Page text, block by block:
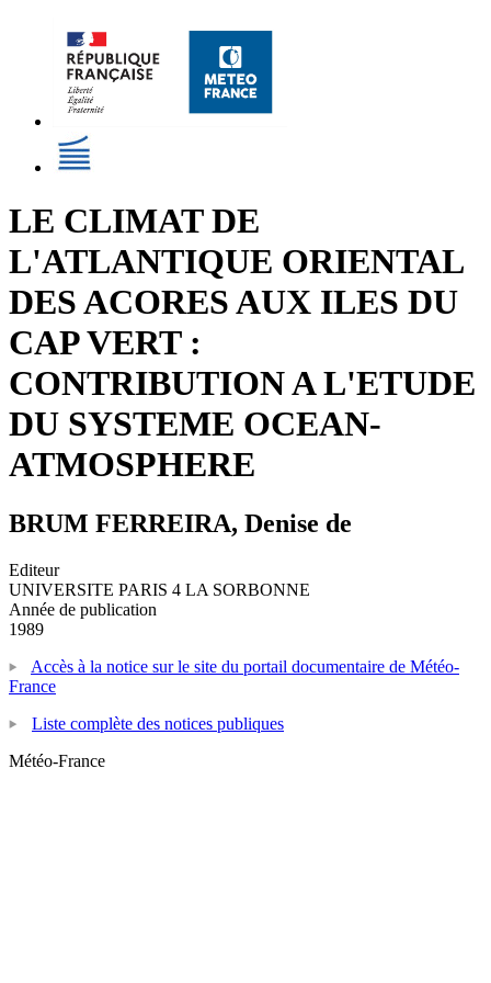
LE CLIMAT DE
L'ATLANTIQUE ORIENTAL
DES ACORES AUX ILES DU
CAP VERT :
CONTRIBUTION A L'ETUDE
DU SYSTEME OCEAN-
ATMOSPHERE
BRUM FERREIRA, Denise de
Editeur
UNIVERSITE PARIS 4 LA SORBONNE
Année de publication
1989
Accès à la notice sur le site du portail documentaire de Météo-
France
Liste complète des notices publiques
Météo-France